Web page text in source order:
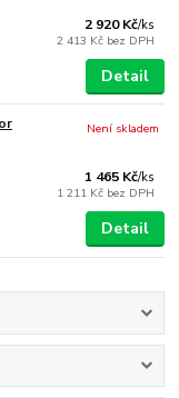
2 920 Kč/ks
2 413 Kč bez DPH
Detail
1 465 Kč/ks
1 211 Kč bez DPH
Není skladem
Detail